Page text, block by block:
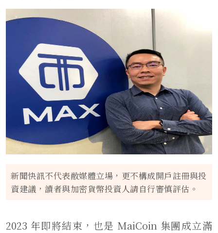
新聞快訊不代表敝媒體立場，更不構成開戶註冊與投
資建議，讀者與加密貨幣投資人請自行審慎評估。
2023 年即將結束，也是 MaiCoin 集團成立滿